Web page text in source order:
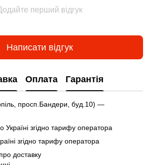
перший відгук
Написати відгук
Оплата Гарантія
просп.Бандери, буд.10) —
згідно тарифу оператора
згідно тарифу оператора
доставку